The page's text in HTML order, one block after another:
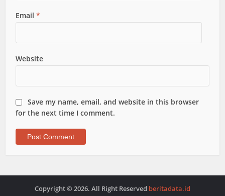
Email*
Website
Save my name, email, and website in this browser
for the next time I comment.
Copyright © 2026. All Right Reserved beritadata.id